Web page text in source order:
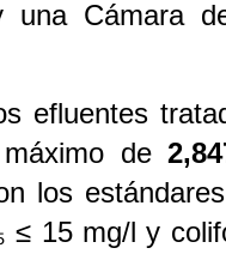
Cámara
efluentes
de
los
≤ 15 mg/l y